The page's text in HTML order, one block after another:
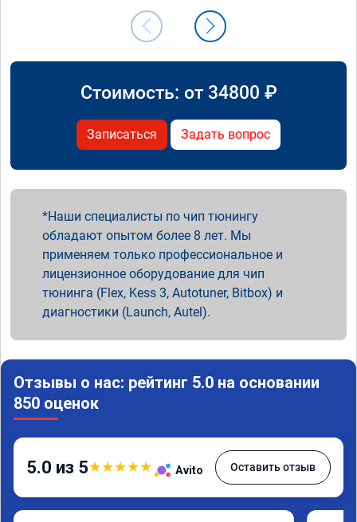
Стоимость: от 34800 ₽
Записаться Задать вопрос
Наши специалисты по чип тюнингу
обладают опытом более 8 лет. Мы
применяем только профессиональное и
лицензионное оборудование для чип
тюнинга (Flex, Kess 3, Autotuner, Bitbox) и
диагностики (Launch, Autel).
Отзывы о нас: рейтинг 5.0 на основании
850 оценок
5.0 из 5★★★★★ Avito Оставить отзыв